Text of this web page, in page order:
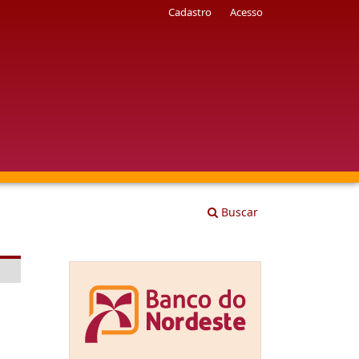
Buscar
Cadastro Acesso